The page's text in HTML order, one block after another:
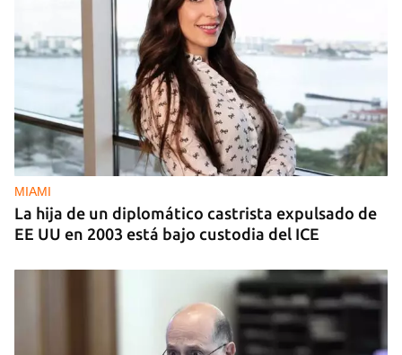
MIAMI
La hija de un diplomático castrista expulsado de
EE UU en 2003 está bajo custodia del ICE